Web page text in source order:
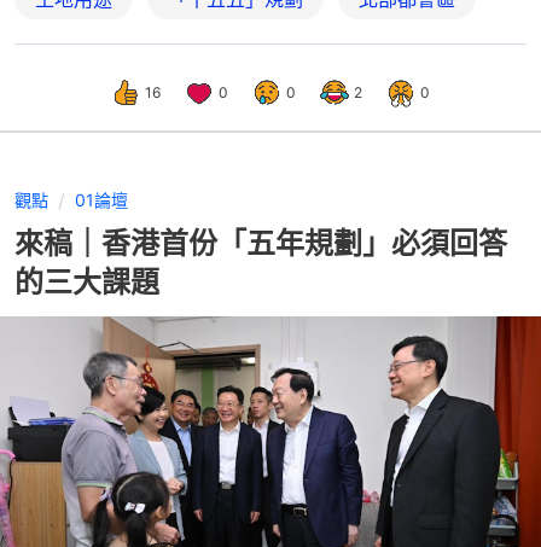
16 0 0 2 0
觀點 01論壇
來稿｜香港首份「五年規劃」必須回答
的三大課題